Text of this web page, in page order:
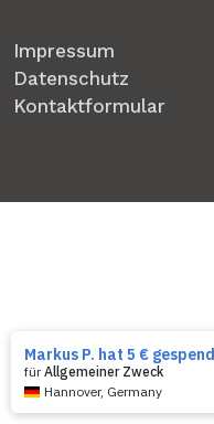
Impressum
Datenschutz
Kontaktformular